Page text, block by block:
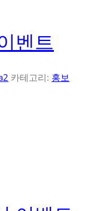
벤트
카테고리: 홍보